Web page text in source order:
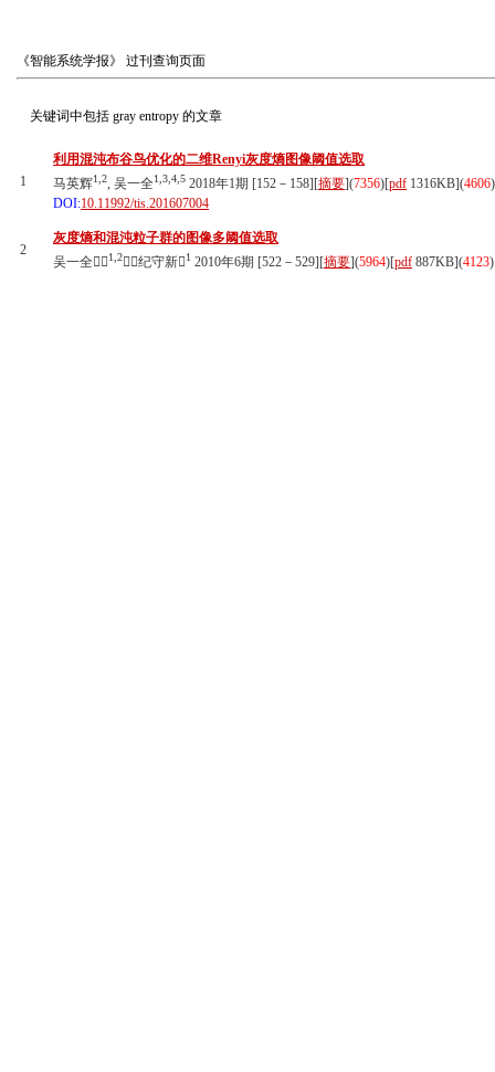
《智能系统学报》 过刊查询页面
关键词中包括 gray entropy 的文章
1
利用混沌布谷鸟优化的二维Renyi灰度熵图像阈值选取
马英辉1,2, 吴一全1,3,4,5 2018年1期 [152－158][摘要](7356)[pdf 1316KB](4606)
DOI:10.11992/tis.201607004
2
灰度熵和混沌粒子群的图像多阈值选取
吴一全1,2，纪守新1 2010年6期 [522－529][摘要](5964)[pdf 887KB](4123)